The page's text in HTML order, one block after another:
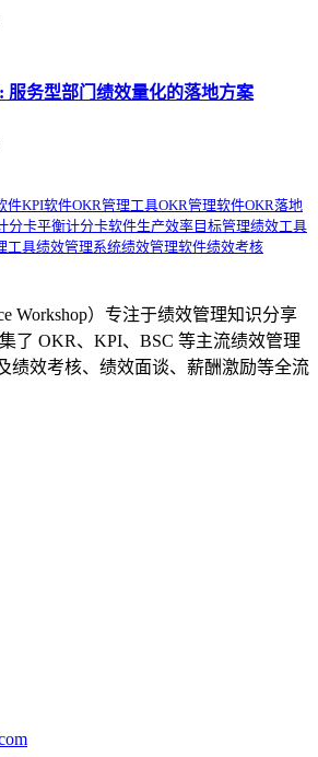
服务型部门绩效量化的落地方案
件KPI软件OKR管理工具OKR管理软件OKR落地
分卡平衡计分卡软件生产效率 目标管理绩效工具
工具绩效管理系统绩效管理软件绩效考核
Workshop）专注于绩效管理知识分享
了 OKR、KPI、BSC 等主流绩效管理
绩效考核、绩效面谈、薪酬激励等全流